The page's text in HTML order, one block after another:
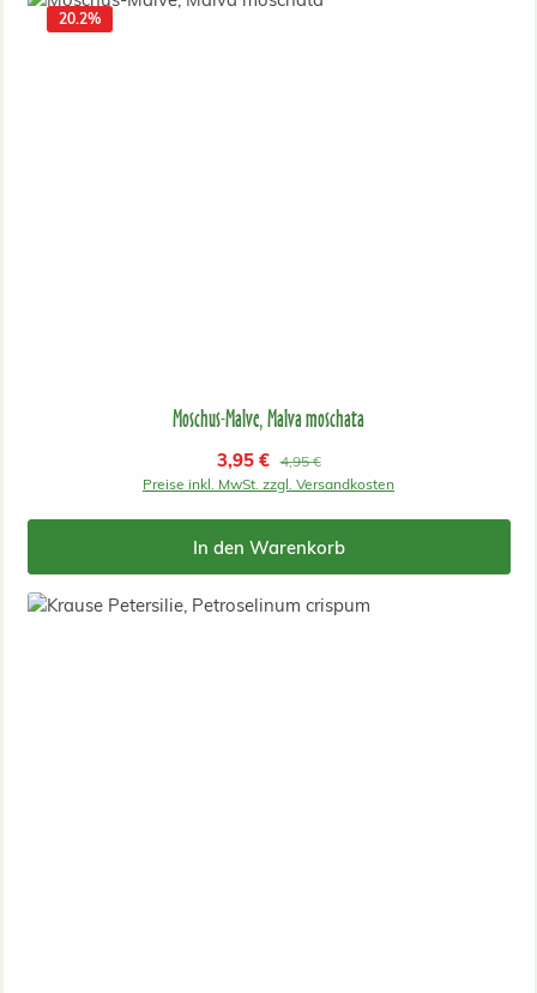
20.2%
Moschus-Malve, Malva moschata
Verkaufspreis:
3,95 € Regulärer Preis:
4,95 €
Preise inkl. MwSt. zzgl. Versandkosten
In den Warenkorb